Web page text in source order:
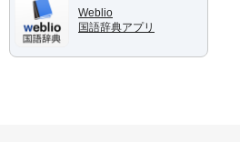
Weblio
国語辞典アプリ